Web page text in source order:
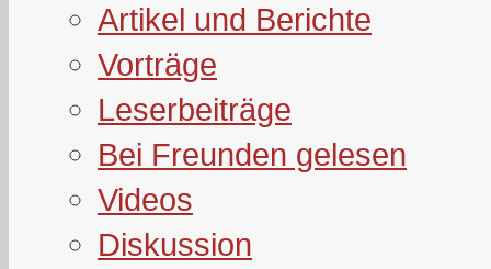
Artikel und Berichte
Vorträge
Leserbeiträge
Bei Freunden gelesen
Videos
Diskussion